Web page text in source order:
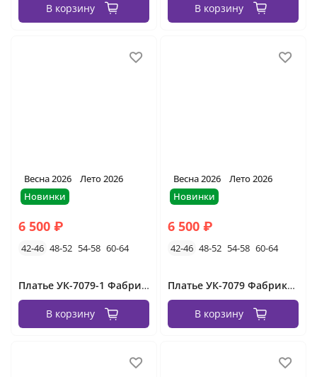
В корзину В корзину
Весна 2026
Лето 2026
Новинки
6 500 ₽
42-46 48-52 54-58 60-64
Платье УК-7079-1 Фабрика Моды
В корзину
Весна 2026
Лето 2026
Новинки
6 500 ₽
42-46 48-52 54-58 60-64
Платье УК-7079 Фабрика Моды
В корзину